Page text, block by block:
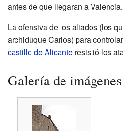
antes de que llegaran a Valencia.
La ofensiva de los aliados (los
archiduque Carlos) para
castillo de Alicante resistió los
Galería de imágenes